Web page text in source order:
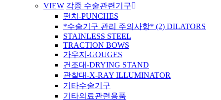
VIEW 각종 수술관련기구
펀치-PUNCHES
*수술기구 관리 주의사항* (2) DILATORS
STAINLESS STEEL
TRACTION BOWS
가우지-GOUGES
건조대-DRYING STAND
관찰대-X-RAY ILLUMINATOR
기타수술기구
기타의료관련용품